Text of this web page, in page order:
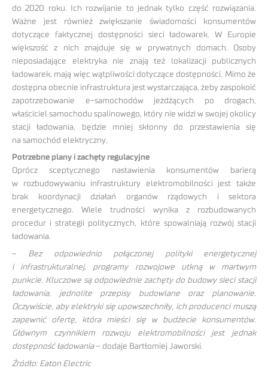
do 2020 roku. Ich rozwijanie to jednak tylko część rozwiązania.
Ważne jest również zwiększanie świadomości konsumentów
dotyczące faktycznej dostępności sieci ładowarek. W Europie
większość z nich znajduje się w prywatnych domach. Osoby
nieposiadające elektryka nie znają też lokalizacji publicznych
ładowarek, mają więc wątpliwości dotyczące dostępności. Mimo że
dostępna obecnie infrastruktura jest wystarczająca, żeby zaspokoić
zapotrzebowanie e-samochodów jeżdżących po drogach,
właściciel samochodu spalinowego, który nie widzi w swojej okolicy
stacji ładowania, będzie mniej skłonny do przestawienia się
na samochód elektryczny.
Potrzebne plany i zachęty regulacyjne
Oprócz sceptycznego nastawienia konsumentów barierą
w rozbudowywaniu infrastruktury elektromobilności jest także
brak koordynacji działań organów rządowych i sektora
energetycznego. Wiele trudności wynika z rozbudowanych
procedur i strategii politycznych, które spowalniają rozwój stacji
ładowania.
– Bez odpowiednio połączonej polityki energetycznej
i infrastrukturalnej, programy rozwojowe utkną w martwym
punkcie. Kluczowe są odpowiednie zachęty do budowy sieci stacji
ładowania, jednolite przepisy budowlane oraz planowanie.
Oczywiście, aby elektryki się upowszechniły, ich producenci muszą
zapewnić ofertę, która mieści się w budżecie konsumentów.
Głównym czynnikiem rozwoju elektromobilności jest jednak
dostępność ładowania– dodaje Bartłomiej Jaworski.
Źródło: Eaton Electric